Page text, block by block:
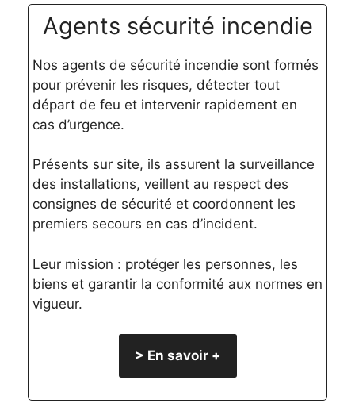
Agents sécurité incendie
Nos agents de sécurité incendie sont formés
pour prévenir les risques, détecter tout
départ de feu et intervenir rapidement en
cas d’urgence.
Présents sur site, ils assurent la surveillance
des installations, veillent au respect des
consignes de sécurité et coordonnent les
premiers secours en cas d’incident.
Leur mission : protéger les personnes, les
biens et garantir la conformité aux normes en
vigueur.
> En savoir +